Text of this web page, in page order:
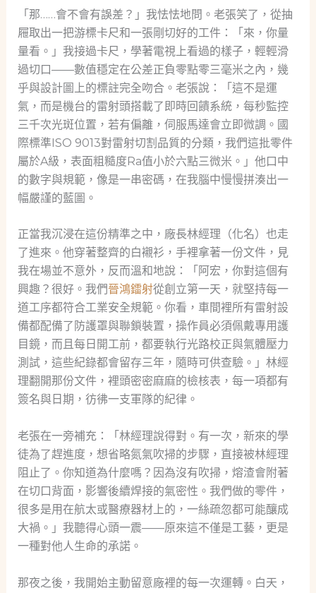
「那……會不會有誤差？」我怯怯地問。老張笑了，從抽
屜取出一把游標卡尺和一張剛切好的工件：「來，你量
量看。」我接過卡尺，學著電視上看過的樣子，輕輕滑
過切口——數值穩定在公差正負零點零三毫米之內，幾
乎與設計圖上的標註完全吻合。老張說：「這不是運
氣，而是機台的雷射頭搭載了即時回饋系統，每秒監控
三千次光斑位置，若有偏離，伺服馬達會立即微調。國
際標準ISO 9013對雷射切割品質的分類，我們這批零件
屬於A級，表面粗糙度Ra值小於六點三微米。」他口中
的數字與規範，像是一串密碼，在我腦中慢慢拼湊出一
幅嚴謹的藍圖。
正當我沉浸在這份精準之中，廠長林經理（化名）也走
了進來。他穿著整齊的白襯衫，手裡拿著一份文件，見
我在場並不意外，反而溫和地說：「阿宏，你對這個有
興趣？很好。我們晉鴻鐳射從創立第一天，就堅持每一
道工序都符合工業安全規範。你看，車間裡所有雷射設
備都配備了防護罩與聯鎖裝置，操作員必須佩戴專用護
目鏡，而且每日開工前，都要執行光路校正與氣體壓力
測試，這些紀錄都會留存三年，隨時可供查驗。」林經
理翻開那份文件，裡頭密密麻麻的檢核表，每一項都有
簽名與日期，彷彿一支軍隊的紀律。
老張在一旁補充：「林經理說得對。有一次，新來的學
徒為了趕進度，想省略氮氣吹掃的步驟，直接被林經理
阻止了。你知道為什麼嗎？因為沒有吹掃，熔渣會附著
在切口背面，影響後續焊接的氣密性。我們做的零件，
很多是用在航太或醫療器材上的，一絲疏忽都可能釀成
大禍。」我聽得心頭一震——原來這不僅是工藝，更是
一種對他人生命的承諾。
那夜之後，我開始主動留意廠裡的每一次運轉。白天，